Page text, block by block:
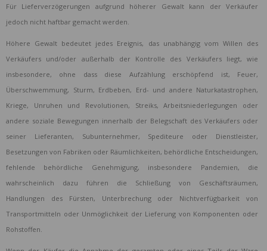
Für Lieferverzögerungen aufgrund höherer Gewalt kann der Verkäufer
jedoch nicht haftbar gemacht werden.
Höhere Gewalt bedeutet jedes Ereignis, das unabhängig vom Willen des
Verkäufers und/oder außerhalb der Kontrolle des Verkäufers liegt, wie
insbesondere, ohne dass diese Aufzählung erschöpfend ist, Feuer,
Überschwemmung, Sturm, Erdbeben, Erd- und andere Naturkatastrophen,
Kriege, Unruhen und Revolutionen, Streiks, Arbeitsniederlegungen oder
andere soziale Bewegungen innerhalb der Belegschaft des Verkäufers oder
seiner Lieferanten, Subunternehmer, Spediteure oder Dienstleister,
Besetzungen von Fabriken oder Räumlichkeiten, behördliche Entscheidungen,
fehlende behördliche Genehmigung, insbesondere Pandemien, die
wahrscheinlich dazu führen die Schließung von Geschäftsräumen,
Handlungen des Fürsten, Unterbrechung oder Nichtverfügbarkeit von
Transportmitteln oder Unmöglichkeit der Lieferung von Komponenten oder
Rohstoffen.